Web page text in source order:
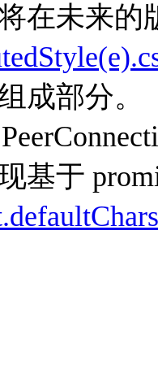
将在未来
成部分。
基于